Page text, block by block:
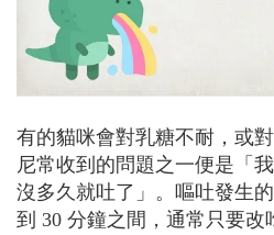
有的貓咪會對乳糖不耐，或
尼常收到的問題之一便是「
沒多久就吐了」。嘔吐發生
到 30 分鐘之間，通常只要改